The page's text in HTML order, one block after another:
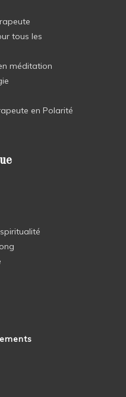
tous les
méditation
en Polarité